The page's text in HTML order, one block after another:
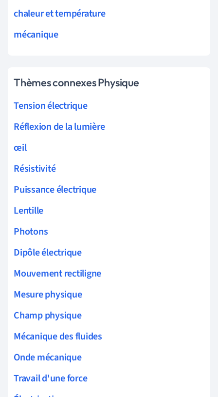
chaleur et température
mécanique
Thèmes connexes Physique
Tension électrique
Réflexion de la lumière
œil
Résistivité
Puissance électrique
Lentille
Photons
Dipôle électrique
Mouvement rectiligne
Mesure physique
Champ physique
Mécanique des fluides
Onde mécanique
Travail d'une force